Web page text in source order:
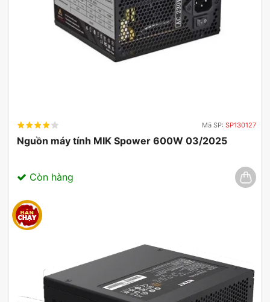
Mã SP: SP130127
Nguồn máy tính MIK Spower 600W 03/2025
Còn hàng